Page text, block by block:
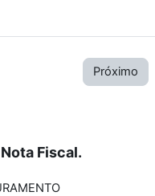
Próximo
Fiscal.